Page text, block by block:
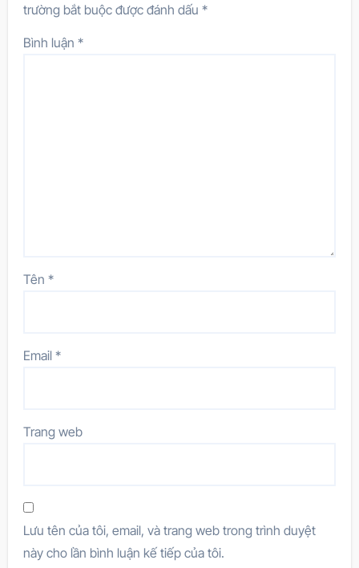
trường bắt buộc được đánh dấu*
Bình luận*
Tên*
Email*
Trang web
Lưu tên của tôi, email, và trang web trong trình duyệt
này cho lần bình luận kế tiếp của tôi.